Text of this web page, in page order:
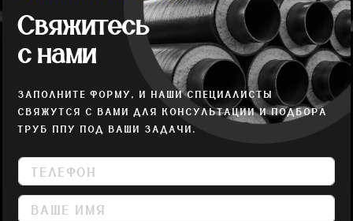
Свяжитесь
с нами
ЗАПОЛНИТЕ ФОРМУ, И НАШИ СПЕЦИАЛИСТЫ
СВЯЖУТСЯ С ВАМИ ДЛЯ КОНСУЛЬТАЦИИ И ПОДБОРА
ТРУБ ППУ ПОД ВАШИ ЗАДАЧИ.